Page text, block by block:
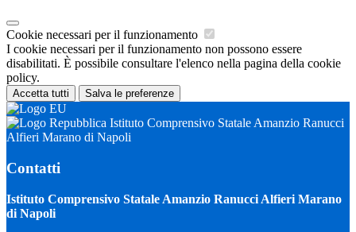
Cookie necessari per il funzionamento
I cookie necessari per il funzionamento non possono essere
disabilitati. È possibile consultare l'elenco nella pagina della cookie
policy.
Accetta tutti Salva le preferenze
Istituto Comprensivo Statale Amanzio Ranucci
Alfieri Marano di Napoli
Contatti
Istituto Comprensivo Statale Amanzio Ranucci Alfieri Marano
di Napoli